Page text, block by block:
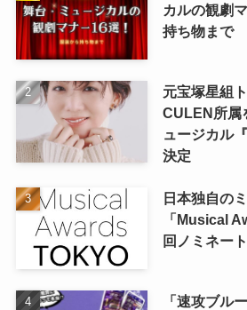
カルの観劇
持ち物まで
元宝塚星組
CULEN所属
ュージカル
決定
日本独自の
「Musical
回ノミネー
「速攻ブル